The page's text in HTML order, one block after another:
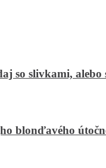
so slivkami, alebo
blonďavého